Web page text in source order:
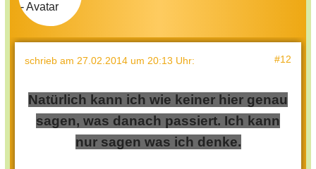
schrieb am 27.02.2014 um 20:13 Uhr: #12
Natürlich kann ich wie keiner hier genau
sagen, was danach passiert. Ich kann
nur sagen was ich denke.